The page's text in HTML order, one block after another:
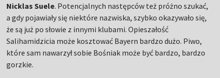
Nicklas Suele. Potencjalnych następców też próżno szukać,
a gdy pojawiały się niektóre nazwiska, szybko okazywało się,
że są już po słowie z innymi klubami. Opieszałość
Salihamidzicia może kosztować Bayern bardzo dużo. Piwo,
które sam nawarzył sobie Bośniak może być bardzo, bardzo
gorzkie.